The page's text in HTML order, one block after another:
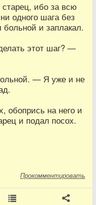
ибо за всю
одного шага без
и заплакал.
этот шаг? —
— Я уже и не
обопрись на него и
и подал посох.
Прокомментировать